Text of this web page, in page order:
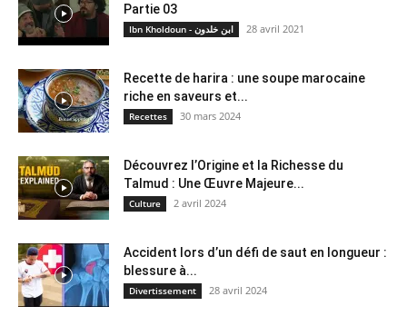
Partie 03
Ibn Kholdoun - ابن خلدون 28 avril 2021
Recette de harira : une soupe marocaine
riche en saveurs et...
Recettes 30 mars 2024
Découvrez l’Origine et la Richesse du
Talmud : Une Œuvre Majeure...
Culture 2 avril 2024
Accident lors d’un défi de saut en longueur :
blessure à...
Divertissement 28 avril 2024